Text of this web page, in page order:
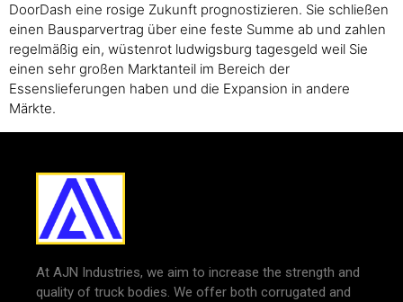
DoorDash eine rosige Zukunft prognostizieren. Sie schließen
einen Bausparvertrag über eine feste Summe ab und zahlen
regelmäßig ein, wüstenrot ludwigsburg tagesgeld weil Sie
einen sehr großen Marktanteil im Bereich der
Essenslieferungen haben und die Expansion in andere
Märkte.
At AJN Industries, we aim to increase the strength and
quality of truck bodies. We offer both corrugated and